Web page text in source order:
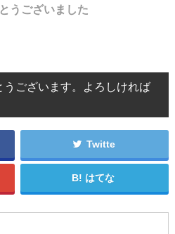
うございました
ございます。よろしければ
Twitte
はてな